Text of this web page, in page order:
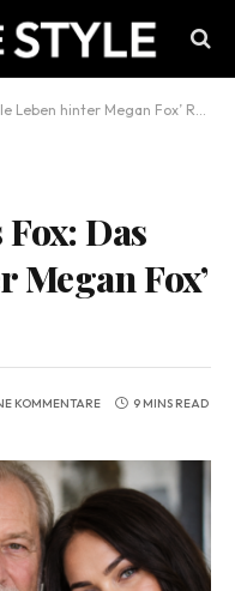
hinter Megan Fox’ Ruhm
Das
Fox’
KOMMENTARE 9 MINS READ